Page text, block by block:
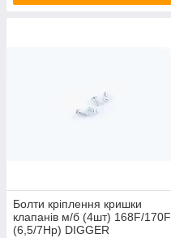
Болти кріплення кришки
клапанів м/б (4шт) 168F/170F
(6,5/7Hp) DIGGER